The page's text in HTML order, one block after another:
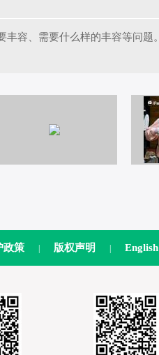
容、需要什么样的丰容等问题。
政策 版权声明 English